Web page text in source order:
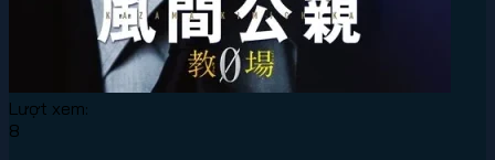
Lượt xem:
8